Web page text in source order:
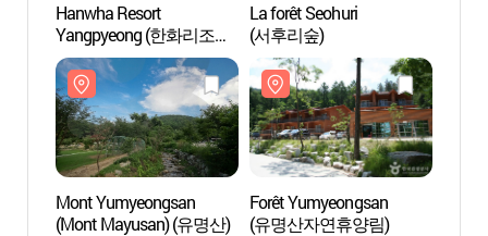
Hanwha Resort
Yangpyeong (한화리조트
양평)
La forêt Seohuri
(서후리숲)
Mont Yumyeongsan
(Mont Mayusan) (유명산)
Forêt Yumyeongsan
(유명산자연휴양림)